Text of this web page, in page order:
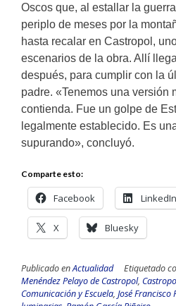
Oscos que, al estallar la
periplo de meses por la
hasta recalar en Castropol,
escenarios de la obra. Allí
después, para cumplir con la
padre. «Tenemos una versión
contienda. Fue un golpe de
legalmente establecido. Es
supurando», concluyó.
Comparte esto:
Facebook LinkedIn
X Bluesky
Publicado enActualidad Etiquetado
Menéndez Pelayo de Castropol,
Comunicación y Escuela, José Francisco